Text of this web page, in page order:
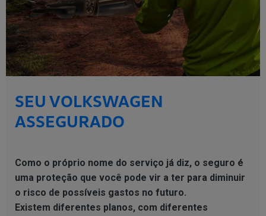
SEU VOLKSWAGEN
ASSEGURADO
Como o próprio nome do serviço já diz, o seguro é
uma proteção que você pode vir a ter para diminuir
o risco de possíveis gastos no futuro.
Existem diferentes planos, com diferentes